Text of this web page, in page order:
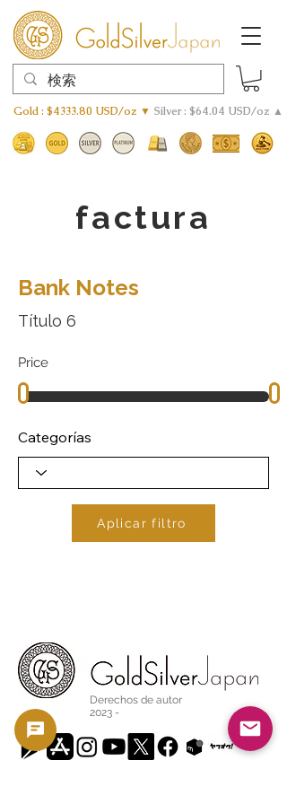
Gold : $4333.80 USD/oz ▼ Silver : $64.04 USD/oz ▲
factura
Bank Notes
Título 6
Price
Categorías
Aplicar filtro
Derechos de autor
2023 -